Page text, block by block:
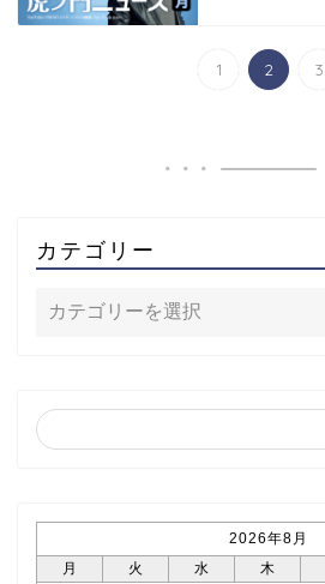
1 2 3
カテゴリー
2026年8月
月
火 水 木